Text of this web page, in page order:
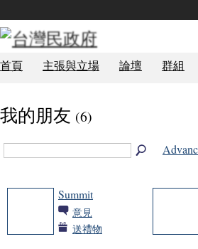
首頁 主張與立場 論壇 群組
我的朋友 (6)
Summit
意見
送禮物